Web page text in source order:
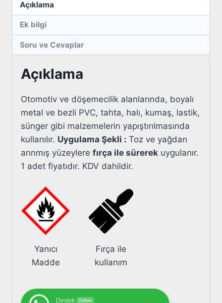
Açıklama
Ek bilgi
Soru ve Cevaplar
Açıklama
Otomotiv ve döşemecilik alanlarında, boyalı
metal ve bezli PVC, tahta, halı, kumaş, lastik,
sünger gibi malzemelerin yapıştırılmasında
kullanılır. Uygulama Şekli : Toz ve yağdan
arınmış yüzeylere fırça ile sürerek uygulanır.
1 adet fiyatıdır. KDV dahildir.
Yanıcı
Madde
Fırça ile
kullanım
Destek Online